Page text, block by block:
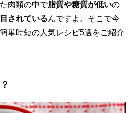
肉類の中で脂質や糖質が低いの
されているんですよ。そこで今
単時短の人気レシピ5選をご紹介